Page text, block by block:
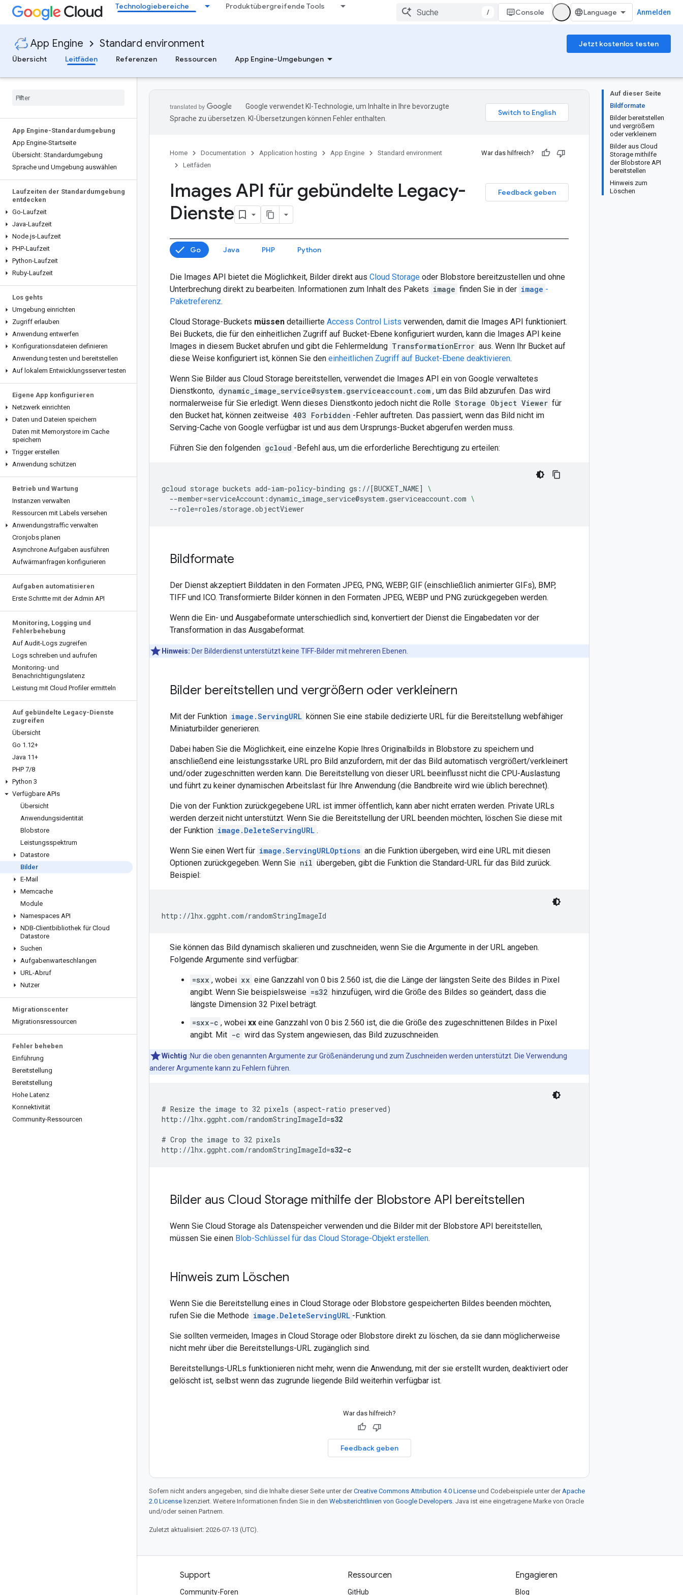
Technologiebereiche Produktübergreifende Tools
/ Console Anmelden
App Engine Standard environment
Jetzt kostenlos testen
Übersicht
Leitfäden Referenzen Ressourcen App Engine-Umgebungen
App Engine-Standardumgebung
App Engine-Startseite
Übersicht: Standardumgebung
Sprache und Umgebung auswählen
Laufzeiten der Standardumgebung
entdecken
Go-Laufzeit
Java-Laufzeit
Node.js-Laufzeit
PHP-Laufzeit
Python-Laufzeit
Ruby-Laufzeit
Los gehts
Umgebung einrichten
Zugriff erlauben
Anwendung entwerfen
Konfigurationsdateien definieren
Anwendung testen und bereitstellen
Auf lokalem Entwicklungsserver testen
Eigene App konfigurieren
Netzwerk einrichten
Daten und Dateien speichern
Daten mit Memorystore im Cache
speichern
Trigger erstellen
Anwendung schützen
Betrieb und Wartung
Instanzen verwalten
Ressourcen mit Labels versehen
Anwendungstraffic verwalten
Cronjobs planen
Asynchrone Aufgaben ausführen
Aufwärmanfragen konfigurieren
Aufgaben automatisieren
Erste Schritte mit der Admin API
Monitoring, Logging und
Fehlerbehebung
Auf Audit-Logs zugreifen
Logs schreiben und aufrufen
Monitoring- und
Benachrichtigungslatenz
Leistung mit Cloud Profiler ermitteln
Auf gebündelte Legacy-Dienste
zugreifen
Übersicht
Go 1 .12+
Java 11+
PHP 7/8
Python 3
Verfügbare APIs
Übersicht
Anwendungsidentität
Blobstore
Leistungsspektrum
Datastore
Bilder
E-Mail
Memcache
Module
Namespaces API
NDB-Clientbibliothek für Cloud
Datastore
Suchen
Aufgabenwarteschlangen
URL-Abruf
Nutzer
Migrationscenter
Migrationsressourcen
Fehler beheben
Einführung
Bereitstellung
Bereitstellung
Hohe Latenz
Konnektivität
Community-Ressourcen
Auf dieser Seite
Bildformate
Bilder bereitstellen
und vergrößern
oder verkleinern
Bilder aus Cloud
Storage mithilfe
der Blobstore API
bereitstellen
Hinweis zum
Löschen
Google verwendet KI-Technologie, um Inhalte in Ihre bevorzugte
Sprache zu übersetzen. KI-Übersetzungen können Fehler enthalten.
Home Documentation Application hosting App Engine
Standard environment
Leitfäden
War das hilfreich?
Feedback geben
Images API für gebündelte Legacy-
Dienste
Go Java PHP Python
Die Images API bietet die Möglichkeit, Bilder direkt aus Cloud Storage oder Blobstore bereitzustellen und ohne
Unterbrechung direkt zu bearbeiten. Informationen zum Inhalt des Pakets image finden Sie in der image -
Paketreferenz.
Cloud Storage-Buckets müssen detaillierte Access Control Lists verwenden, damit die Images API funktioniert.
Bei Buckets, die für den einheitlichen Zugriff auf Bucket-Ebene konfiguriert wurden, kann die Images API keine
Images in diesem Bucket abrufen und gibt die Fehlermeldung TransformationError aus. Wenn Ihr Bucket auf
diese Weise konfiguriert ist, können Sie den einheitlichen Zugriff auf Bucket-Ebene deaktivieren.
Wenn Sie Bilder aus Cloud Storage bereitstellen, verwendet die Images API ein von Google verwaltetes
Dienstkonto, dynamic_image_service@system.gserviceaccount.com , um das Bild abzurufen. Das wird
normalerweise für Sie erledigt. Wenn dieses Dienstkonto jedoch nicht die Rolle Storage Object Viewer für
den Bucket hat, können zeitweise 403 Forbidden -Fehler auftreten. Das passiert, wenn das Bild nicht im
Serving-Cache von Google verfügbar ist und aus dem Ursprungs-Bucket abgerufen werden muss.
Führen Sie den folgenden gcloud -Befehl aus, um die erforderliche Berechtigung zu erteilen:
gcloud storage buckets add-iam-policy-binding gs://[BUCKET_NAME]
\
--member=serviceAccount:dynamic_image_service@system.gserviceaccount.com \
--role=
Bildformate
Der Dienst akzeptiert Bilddaten in den Formaten JPEG, PNG, WEBP, GIF (einschließlich animierter GIFs), BMP,
TIFF und ICO. Transformierte Bilder können in den Formaten JPEG, WEBP und PNG zurückgegeben werden.
Wenn die Ein- und Ausgabeformate unterschiedlich sind, konvertiert der Dienst die Eingabedaten vor der
Transformation in das Ausgabeformat.
Hinweis: Der Bilderdienst unterstützt keine TIFF-Bilder mit mehreren Ebenen.
Bilder bereitstellen und vergrößern oder verkleinern
Mit der Funktion image.ServingURL können Sie eine stabile dedizierte URL für die Bereitstellung webfähiger
Miniaturbilder generieren.
Dabei haben Sie die Möglichkeit, eine einzelne Kopie Ihres Originalbilds in Blobstore zu speichern und
anschließend eine leistungsstarke URL pro Bild anzufordern, mit der das Bild automatisch vergrößert/verkleinert
und/oder zugeschnitten werden kann. Die Bereitstellung von dieser URL beeinflusst nicht die CPU-Auslastung
und führt zu keiner dynamischen Arbeitslast für Ihre Anwendung (die Bandbreite wird wie üblich berechnet).
Die von der Funktion zurückgegebene URL ist immer öffentlich, kann aber nicht erraten werden. Private URLs
werden derzeit nicht unterstützt. Wenn Sie die Bereitstellung der URL beenden möchten, löschen Sie diese mit
der Funktion image.DeleteServingURL .
Wenn Sie einen Wert für image.ServingURLOptions an die Funktion übergeben, wird eine URL mit diesen
Optionen zurückgegeben. Wenn Sie nil übergeben, gibt die Funktion die Standard-URL für das Bild zurück.
Beispiel:
Sie können das Bild dynamisch skalieren und zuschneiden, wenn Sie die Argumente in der URL angeben.
Folgende Argumente sind verfügbar:
=sxx , wobei xx eine Ganzzahl von 0 bis 2.560 ist, die die Länge der längsten Seite des Bildes in Pixel
angibt. Wenn Sie beispielsweise =s32 hinzufügen, wird die Größe des Bildes so geändert, dass die
längste Dimension 32 Pixel beträgt.
=sxx-c , wobei xx eine Ganzzahl von 0 bis 2.560 ist, die die Größe des zugeschnittenen Bildes in Pixel
angibt. Mit -c wird das System angewiesen, das Bild zuzuschneiden.
Wichtig :Nur die oben genannten Argumente zur Größenänderung und zum Zuschneiden werden unterstützt. Die Verwendung
anderer Argumente kann zu Fehlern führen.
# Resize the image to 32 pixels (aspect-ratio preserved)
http://lhx.ggpht.com/randomStringImageId=s32
# Crop the image to 32 pixels
http://lhx.ggpht.com/randomStringImageId=s32-c
Bilder aus Cloud Storage mithilfe der Blobstore API bereitstellen
Wenn Sie Cloud Storage als Datenspeicher verwenden und die Bilder mit der Blobstore API bereitstellen,
müssen Sie einen Blob-Schlüssel für das Cloud Storage-Objekt erstellen.
Hinweis zum Löschen
Wenn Sie die Bereitstellung eines in Cloud Storage oder Blobstore gespeicherten Bildes beenden möchten,
rufen Sie die Methode image.DeleteServingURL -Funktion.
Sie sollten vermeiden, Images in Cloud Storage oder Blobstore direkt zu löschen, da sie dann möglicherweise
nicht mehr über die Bereitstellungs-URL zugänglich sind.
Bereitstellungs-URLs funktionieren nicht mehr, wenn die Anwendung, mit der sie erstellt wurden, deaktiviert oder
gelöscht ist, selbst wenn das zugrunde liegende Bild weiterhin verfügbar ist.
War das hilfreich?
Feedback geben
Sofern nicht anders angegeben, sind die Inhalte dieser Seite unter derCreative Commons Attribution 4.0 License und Codebeispiele unter derApache
2.0 License lizenziert. Weitere Informationen finden Sie in den Websiterichtlinien von Google Developers. Java ist eine eingetragene Marke von Oracle
und/oder seinen Partnern.
Zuletzt aktualisiert: 2026-07-13 (UTC).
Support
Community-Foren
Ressourcen
GitHub
Engagieren
Blog